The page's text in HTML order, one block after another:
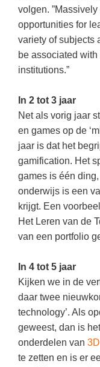
Techniek
Topografie
Verkeer
Verzorging
THEMA'S
Budgetteren
De boerderij
Eerste
Evolutieleer
Feest- en
Kerstfeest
Kleurplaten
Biologie
Geld PO
Geld VO
Orientatie
Rekenen
Verzorging
MEER...
volgen.
opportunities for
variety of subjects
be associated
institutions.”
In 2 tot 3 jaar
Net als vorig jaar
en games op de
jaar is dat het
gamification. Het
games is één
onderwijs is een
krijgt. Een
Het Leren van de
van een portfolio
In 4 tot 5 jaar
Kijken we in de
daar twee
technology’. Als
geweest, dan is
onderdelen van
te zetten en is er